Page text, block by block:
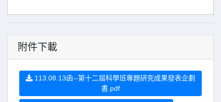
附件下載
113.08.13函--第十二屆科學班專題研究成果發表企劃
書.pdf